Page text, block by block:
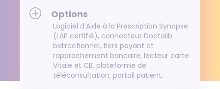
Options
Logiciel d’Aide à la Prescription Synapse
(LAP certifié), connecteur Doctolib
bidirectionnel, tiers payant et
rapprochement bancaire, lecteur carte
Vitale et CB, plateforme de
téléconsultation, portail patient.